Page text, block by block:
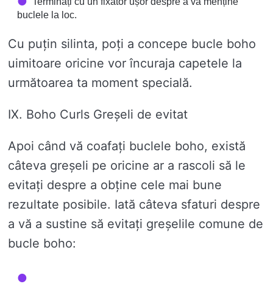
buclele la loc.
Cu puțin silinta, poți a concepe bucle boho
uimitoare oricine vor încuraja capetele la
următoarea ta moment specială.
IX. Boho Curls Greșeli de evitat
Apoi când vă coafați buclele boho, există
câteva greșeli pe oricine ar a rascoli să le
evitați despre a obține cele mai bune
rezultate posibile. Iată câteva sfaturi despre
a vă a sustine să evitați greșelile comune de
bucle boho: